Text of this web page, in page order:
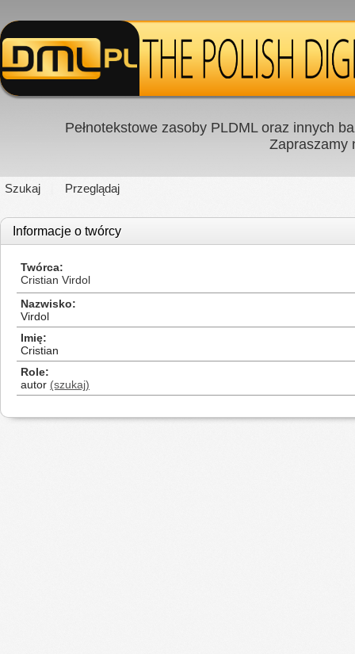
Pełnotekstowe zasoby PLDML oraz innych
Zapraszamy
Szukaj Przeglądaj
Informacje o twórcy
Twórca
Cristian Virdol
Nazwisko
Virdol
Imię
Cristian
Role
autor (szukaj)